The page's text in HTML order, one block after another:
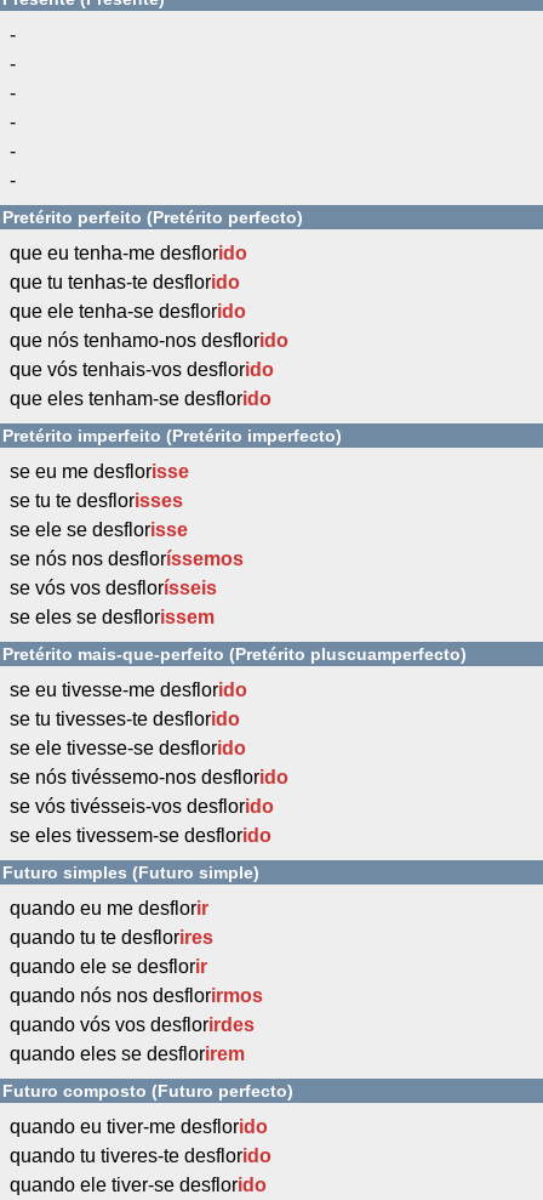
-
-
-
-
-
-
Pretérito perfeito (Pretérito perfecto)
que eu tenha-me desflorido
que tu tenhas-te desflorido
que ele tenha-se desflorido
que nós tenhamo-nos desflorido
que vós tenhais-vos desflorido
que eles tenham-se desflorido
Pretérito imperfeito (Pretérito imperfecto)
se eu me desflorisse
se tu te desflorisses
se ele se desflorisse
se nós nos desfloríssemos
se vós vos desflorísseis
se eles se desflorissem
Pretérito mais-que-perfeito (Pretérito pluscuamperfecto)
se eu tivesse-me desflorido
se tu tivesses-te desflorido
se ele tivesse-se desflorido
se nós tivéssemo-nos desflorido
se vós tivésseis-vos desflorido
se eles tivessem-se desflorido
Futuro simples (Futuro simple)
quando eu me desflorir
quando tu te desflorires
quando ele se desflorir
quando nós nos desflorirmos
quando vós vos desflorirdes
quando eles se desflorirem
Futuro composto (Futuro perfecto)
quando eu tiver-me desflorido
quando tu tiveres-te desflorido
quando ele tiver-se desflorido